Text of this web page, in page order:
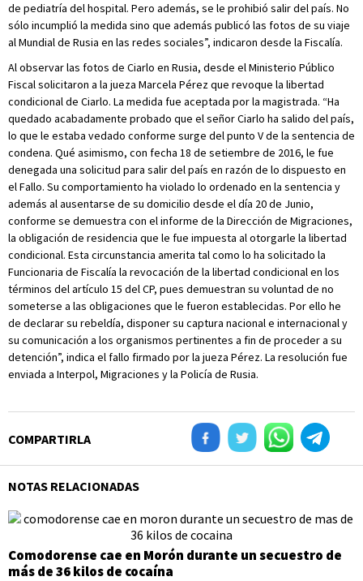
de pediatría del hospital. Pero además, se le prohibió salir del país. No
sólo incumplió la medida sino que además publicó las fotos de su viaje
al Mundial de Rusia en las redes sociales”, indicaron desde la Fiscalía.
Al observar las fotos de Ciarlo en Rusia, desde el Ministerio Público
Fiscal solicitaron a la jueza Marcela Pérez que revoque la libertad
condicional de Ciarlo. La medida fue aceptada por la magistrada. “Ha
quedado acabadamente probado que el señor Ciarlo ha salido del país,
lo que le estaba vedado conforme surge del punto V de la sentencia de
condena. Qué asimismo, con fecha 18 de setiembre de 2016, le fue
denegada una solicitud para salir del país en razón de lo dispuesto en
el Fallo. Su comportamiento ha violado lo ordenado en la sentencia y
además al ausentarse de su domicilio desde el día 20 de Junio,
conforme se demuestra con el informe de la Dirección de Migraciones,
la obligación de residencia que le fue impuesta al otorgarle la libertad
condicional. Esta circunstancia amerita tal como lo ha solicitado la
Funcionaria de Fiscalía la revocación de la libertad condicional en los
términos del artículo 15 del CP, pues demuestran su voluntad de no
someterse a las obligaciones que le fueron establecidas. Por ello he
de declarar su rebeldía, disponer su captura nacional e internacional y
su comunicación a los organismos pertinentes a fin de proceder a su
detención”, indica el fallo firmado por la jueza Pérez. La resolución fue
enviada a Interpol, Migraciones y la Policía de Rusia.
COMPARTIRLA
NOTAS RELACIONADAS
Comodorense cae en Morón durante un secuestro de
más de 36 kilos de cocaína